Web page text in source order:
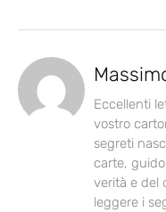
Eccellenti
vostro
segreti
carte,
verità e del
leggere i